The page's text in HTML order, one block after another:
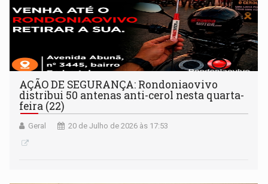
AÇÃO DE SEGURANÇA: Rondoniaovivo
distribui 50 antenas anti-cerol nesta quarta-
feira (22)
Geral 20 de Julho de 2026 às 17:53